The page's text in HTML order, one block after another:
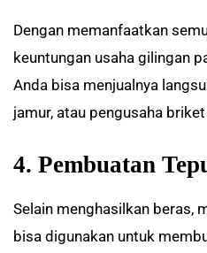
Dengan memanfaatkan
keuntungan usaha gilingan
Anda bisa menjualnya
jamur, atau pengusaha
4. Pembuatan
Selain menghasilkan beras,
bisa digunakan untuk